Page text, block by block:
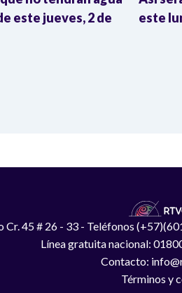
este jueves, 2 de
este
Cr. 45 # 26 - 33 - Teléfonos
Línea gratuita nacional:
Contacto:
Términos y